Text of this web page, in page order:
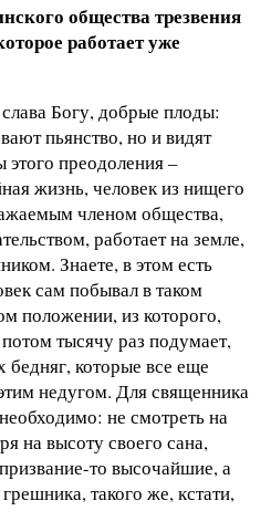
общества трезвения
работает уже
Богу, добрые плоды:
пьянство, но и видят
этого преодоления –
жизнь, человек из нищего
членом общества,
работает на земле,
Знаете, в этом есть
сам побывал в таком
положении, из которого,
тысячу раз подумает,
которые все еще
недугом. Для священника
не смотреть на
на высоту своего сана,
то высочайшие, а
такого же, кстати,